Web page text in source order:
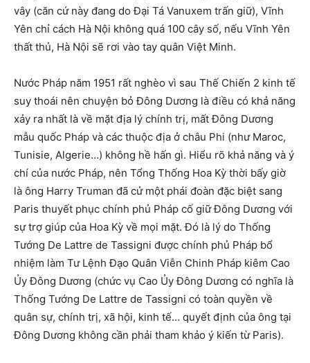
vây (căn cứ này đang do Đại Tá Vanuxem trấn giữ), Vĩnh
Yên chỉ cách Hà Nội không quá 100 cây số, nếu Vĩnh Yên
thất thủ, Hà Nội sẽ rơi vào tay quân Việt Minh.
Nước Pháp năm 1951 rất nghèo vì sau Thế Chiến 2 kinh tế
suy thoái nên chuyện bỏ Đông Dương là điều có khả năng
xảy ra nhất là về mặt địa lý chính trị, mất Đông Dương
mẫu quốc Pháp và các thuộc địa ở châu Phi (như Maroc,
Tunisie, Algerie…) không hề hấn gì. Hiểu rõ khả năng và ý
chí của nước Pháp, nên Tổng Thống Hoa Kỳ thời bấy giờ
là ông Harry Truman đã cử một phái đoàn đặc biệt sang
Paris thuyết phục chính phủ Pháp cố giữ Đông Dương với
sự trợ giúp của Hoa Kỳ về mọi mặt. Đó là lý do Thống
Tướng De Lattre de Tassigni được chính phủ Pháp bổ
nhiệm làm Tư Lệnh Đạo Quân Viễn Chinh Pháp kiêm Cao
Ủy Đông Dương (chức vụ Cao Ủy Đông Dương có nghĩa là
Thống Tướng De Lattre de Tassigni có toàn quyền về
quân sự, chính trị, xã hội, kinh tế… quyết định của ông tại
Đông Dương không cần phải tham khảo ý kiến từ Paris).